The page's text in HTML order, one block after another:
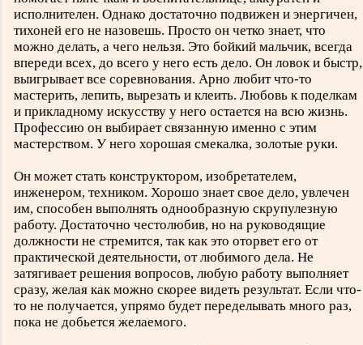
исполнителен. Однако достаточно подвижен и энергичен,
тихоней его не назовешь. Просто он четко знает, что
можно делать, а чего нельзя. Это бойкий мальчик, всегда
впереди всех, до всего у него есть дело. Он ловок и быстр,
выигрывает все соревнования. Арно любит что-то
мастерить, лепить, вырезать и клеить. Любовь к поделкам
и прикладному искусству у него остается на всю жизнь.
Профессию он выбирает связанную именно с этим
мастерством. У него хорошая смекалка, золотые руки.
Он может стать конструктором, изобретателем,
инженером, техником. Хорошо знает свое дело, увлечен
им, способен выполнять однообразную скрупулезную
работу. Достаточно честолюбив, но на руководящие
должности не стремится, так как это оторвет его от
практической деятельности, от любимого дела. Не
затягивает решения вопросов, любую работу выполняет
сразу, желая как можно скорее видеть результат. Если что-
то не получается, упрямо будет переделывать много раз,
пока не добьется желаемого.